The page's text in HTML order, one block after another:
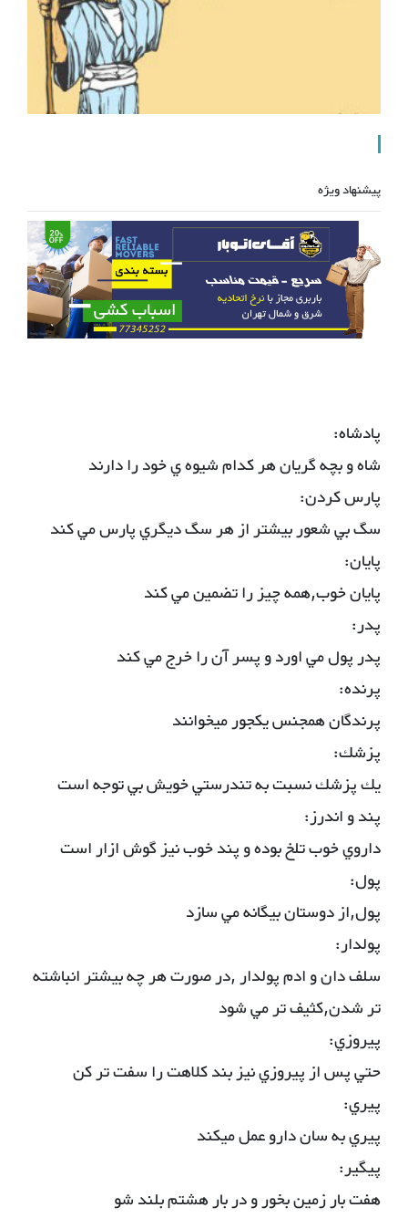
پیشنهاد ویژه
پادشاه:
شاه و بچه گريان هر كدام شيوه ي خود را دارند
پارس كردن:
سگ بي شعور بيشتر از هر سگ ديگري پارس مي كند
پايان:
پايان خوب,همه چيز را تضمين مي كند
پدر:
پدر پول مي اورد و پسر آن را خرج مي كند
پرنده:
پرندگان همجنس يكجور ميخوانند
پزشك:
يك پزشك نسبت به تندرستي خويش بي توجه است
پند و اندرز:
داروي خوب تلخ بوده و پند خوب نيز گوش ازار است
پول:
پول,از دوستان بيگانه مي سازد
پولدار:
سلف دان و ادم پولدار ,در صورت هر چه بيشتر انباشته
تر شدن,كثيف تر مي شود
پيروزي:
حتي پس از پيروزي نيز بند كلاهت را سفت تر كن
پيري:
پيري به سان دارو عمل ميكند
پيگير:
هفت بار زمين بخور و در بار هشتم بلند شو